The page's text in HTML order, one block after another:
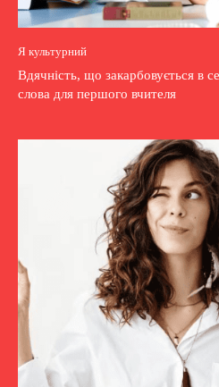
Я культурний
Вдячність, що закарбовується в
слова для першого вчителя